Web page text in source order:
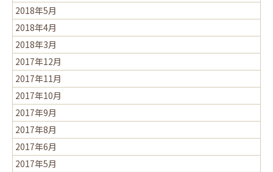
2018年5月
2018年4月
2018年3月
2017年12月
2017年11月
2017年10月
2017年9月
2017年8月
2017年6月
2017年5月